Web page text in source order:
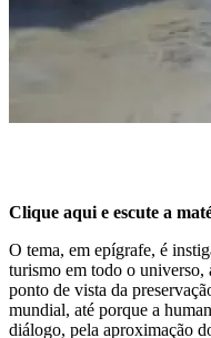
Clique aqui e escute a
O tema, em epígrafe, é
turismo em todo o universo,
ponto de vista da
mundial, até porque a
diálogo, pela aproximação